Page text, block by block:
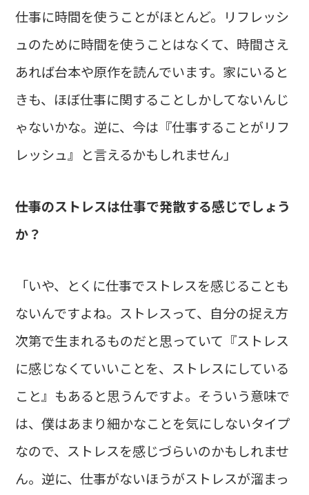
仕事に時間を使うことがほとんど。リフレッシ
ュのために時間を使うことはなくて、時間さえ
あれば台本や原作を読んでいます。家にいると
きも、ほぼ仕事に関することしかしてないんじ
ゃないかな。逆に、今は『仕事することがリフ
レッシュ』と言えるかもしれません」
――仕事のストレスは仕事で発散する感じでしょう
か？
「いや、とくに仕事でストレスを感じることも
ないんですよね。ストレスって、自分の捉え方
次第で生まれるものだと思っていて『ストレス
に感じなくていいことを、ストレスにしている
こと』もあると思うんですよ。そういう意味で
は、僕はあまり細かなことを気にしないタイプ
なので、ストレスを感じづらいのかもしれませ
ん。逆に、仕事がないほうがストレスが溜まっ